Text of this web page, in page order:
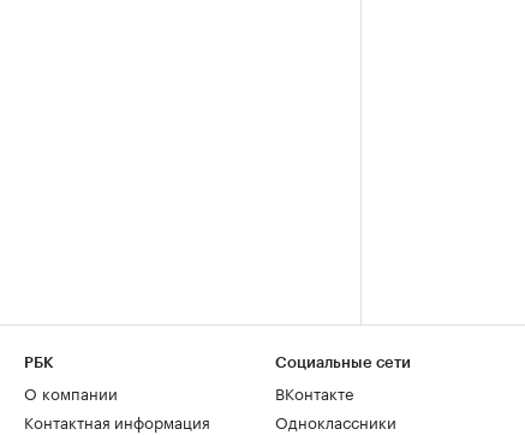
РБК
О компании
Контактная информация
Социальные сети
ВКонтакте
Одноклассники